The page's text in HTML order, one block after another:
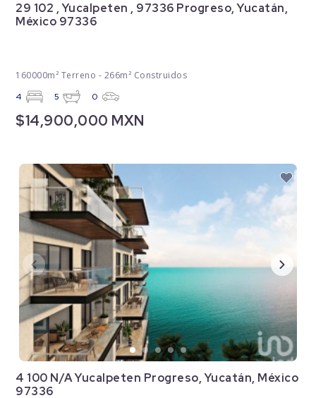
29 102 , Yucalpeten , 97336 Progreso, Yucatán,
México 97336
160000m² Terreno - 266m² Construidos
4 5 0
$14,900,000 MXN
4 100 N/A Yucalpeten Progreso, Yucatán, México
97336